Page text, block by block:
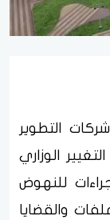
التطوير
الوزاري
للنهوض
والقضايا